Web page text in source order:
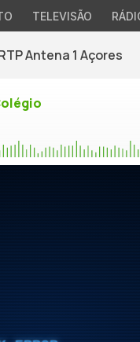
TELEVISÃO
Antena 1 Açores